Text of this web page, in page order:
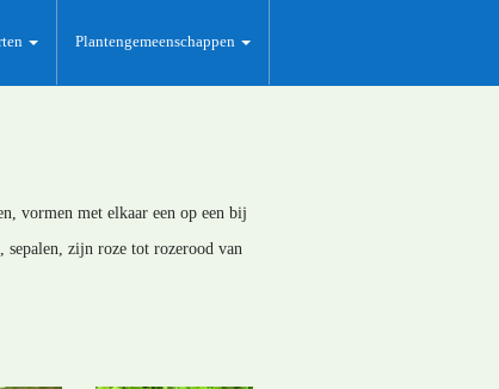
Plantengemeenschappen
vormen met elkaar een op een bij
sepalen, zijn roze tot rozerood van